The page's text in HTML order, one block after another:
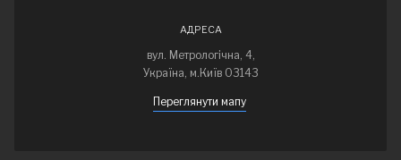
АДРЕСА
вул. Метрологічна, 4,
Україна, м.Київ 03143
Переглянути мапу